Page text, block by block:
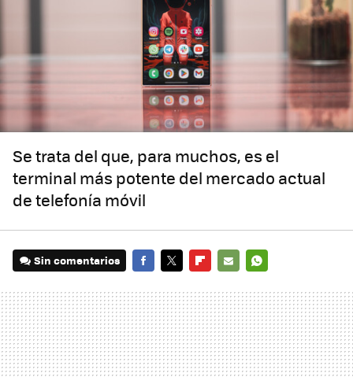
Se trata del que, para muchos, es el
terminal más potente del mercado actual
de telefonía móvil
Sin comentarios
MAIL